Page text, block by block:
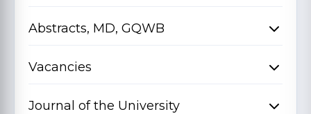
Abstracts, MD, GQWB
Vacancies
Journal of the University